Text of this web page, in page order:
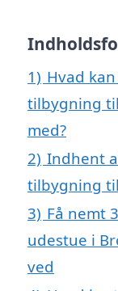
1) Hvad
tilbygning
med?
2) Indhent
tilbygning
3) Få nemt
udestue i
ved